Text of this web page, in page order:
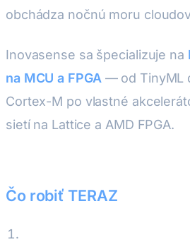
obchádza nočnú moru
Inovasense sa špecializuje na
na MCU a FPGA — od TinyML
Cortex-M po vlastné
sietí na Lattice a AMD FPGA.
Čo robiť TERAZ